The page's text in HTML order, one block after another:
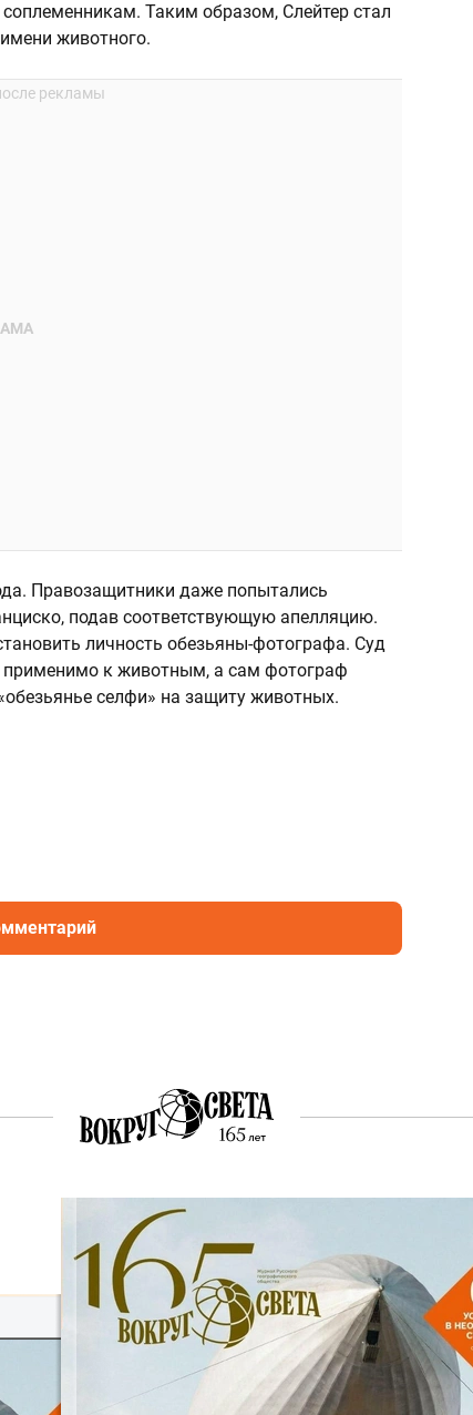
Таким образом, Слейтер стал
животного.
Правозащитники даже попытались
подав соответствующую апелляцию.
личность обезьяны-фотографа. Суд
применимо к животным, а сам фотограф
селфи» на защиту животных.